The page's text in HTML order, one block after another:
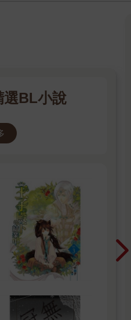
選BL小說